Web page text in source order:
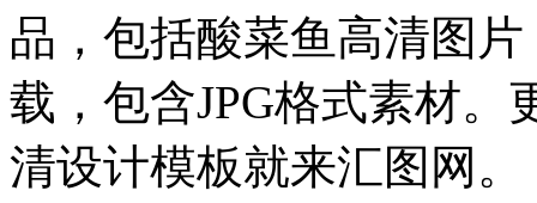
品，包括酸菜鱼高清图
载，包含JPG格式素材
清设计模板就来汇图网。